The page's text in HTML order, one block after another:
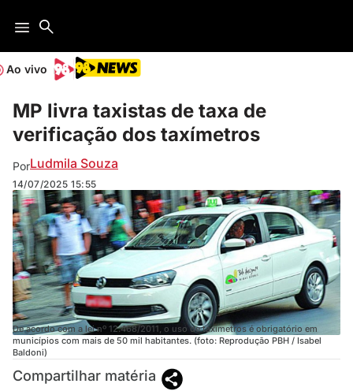
Ao vivo
MP livra taxistas de taxa de
verificação dos taxímetros
PorLudmila Souza
14/07/2025 15:55
De acordo com a lei nº 12.468/2011, o uso de taxímetros é obrigatório em
municípios com mais de 50 mil habitantes. (foto: Reprodução PBH / Isabel
Baldoni)
Compartilhar matéria